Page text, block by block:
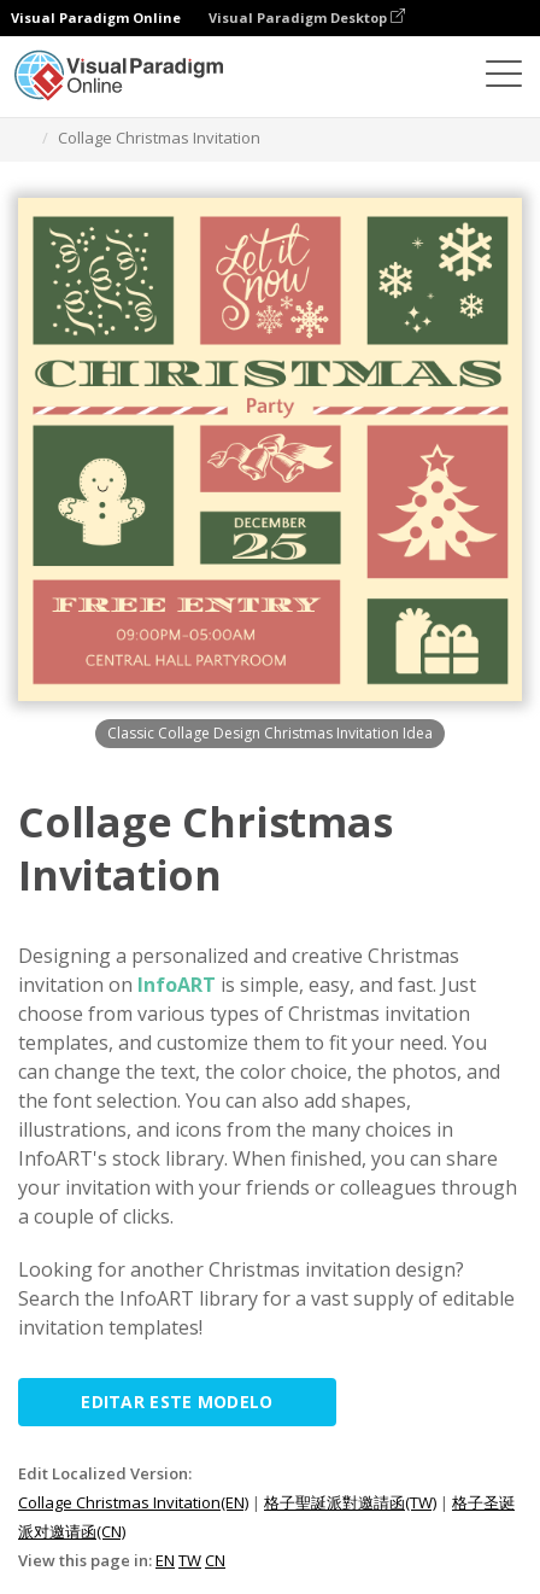
Visual Paradigm Online Visual Paradigm Desktop
Collage Christmas Invitation
Classic Collage Design Christmas Invitation Idea
Collage Christmas
Invitation
Designing a personalized and creative Christmas
invitation on InfoART is simple, easy, and fast. Just
choose from various types of Christmas invitation
templates, and customize them to fit your need. You
can change the text, the color choice, the photos, and
the font selection. You can also add shapes,
illustrations, and icons from the many choices in
InfoART's stock library. When finished, you can share
your invitation with your friends or colleagues through
a couple of clicks.
Looking for another Christmas invitation design?
Search the InfoART library for a vast supply of editable
invitation templates!
EDITAR ESTE MODELO
Edit Localized Version:
Collage Christmas Invitation(EN) | 格子聖誕派對邀請函(TW) | 格子圣诞
派对邀请函(CN)
View this page in:EN TWCN